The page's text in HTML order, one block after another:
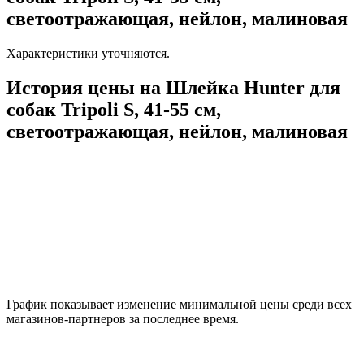
светоотражающая, нейлон, малиновая
Характеристики уточняются.
История цены на Шлейка Hunter для
собак Tripoli S, 41-55 см,
светоотражающая, нейлон, малиновая
График показывает изменение минимальной цены среди всех
магазинов-партнеров за последнее время.